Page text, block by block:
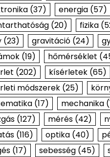
(37) energia(57)
(20) fizika
(23) gravitáció(24)
(19) hőmérséklet
(202) kísérletek(65)
módszerek(25)
(17) mechanika
(127) mérés(42)
(116) optika(40)
(17) sebesség(45)